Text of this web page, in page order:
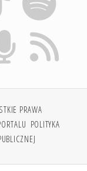
PRAWA
POLITYKA